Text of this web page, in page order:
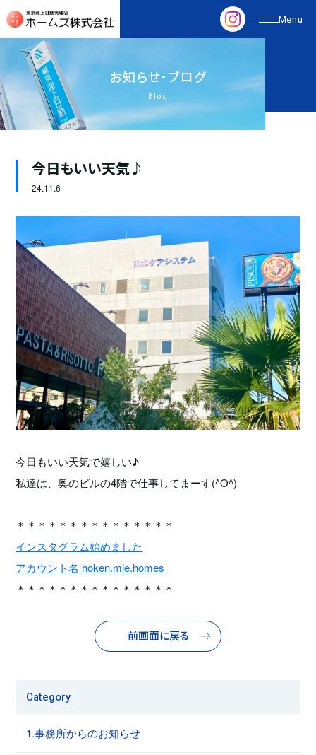
お知らせ・ブログ
Blog
今日もいい天気♪
24.11.6
今日もいい天気で嬉しい♪
私達は、奥のビルの4階で仕事してまーす(^O^)
＊＊＊＊＊＊＊＊＊＊＊＊＊＊＊
インスタグラム始めました
アカウント名 hoken.mie.homes
＊＊＊＊＊＊＊＊＊＊＊＊＊＊＊
前画面に戻る
Category
1.事務所からのお知らせ